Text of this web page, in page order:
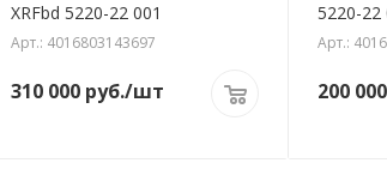
XRFbd 5220-22 001
Арт.: 4016803143697
310 000руб./шт
5220-22
Арт.:
200 000